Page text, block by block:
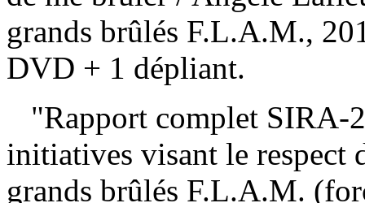
grands brûlés F.L.A.M.,
DVD + 1 dépliant.
"Rapport complet SIRA-
initiatives visant le respect
grands brûlés F.L.A.M.